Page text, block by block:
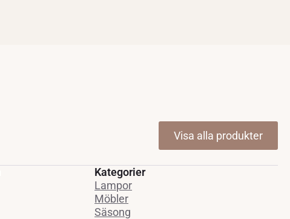
Visa alla produkter
Kategorier
Lampor
Möbler
Säsong